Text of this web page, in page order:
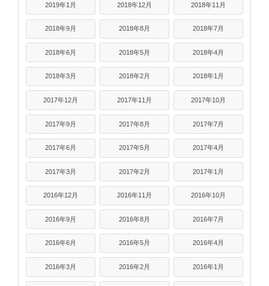
2019年1月 2018年12月 2018年11月
2018年9月 2018年8月 2018年7月
2018年6月 2018年5月 2018年4月
2018年3月 2018年2月 2018年1月
2017年12月 2017年11月 2017年10月
2017年9月 2017年8月 2017年7月
2017年6月 2017年5月 2017年4月
2017年3月 2017年2月 2017年1月
2016年12月 2016年11月 2016年10月
2016年9月 2016年8月 2016年7月
2016年6月 2016年5月 2016年4月
2016年3月 2016年2月 2016年1月